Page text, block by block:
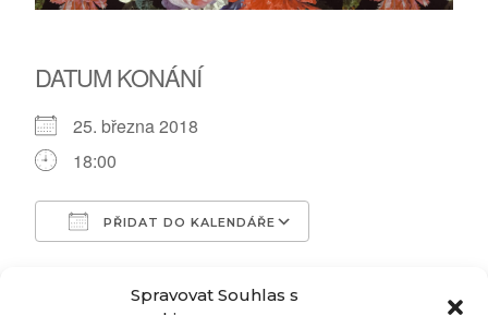
Spravovat Souhlas s
DATUM KONÁNÍ
25. března 2018
18:00
PŘIDAT DO KALENDÁŘE
TYP UDÁLOSTI